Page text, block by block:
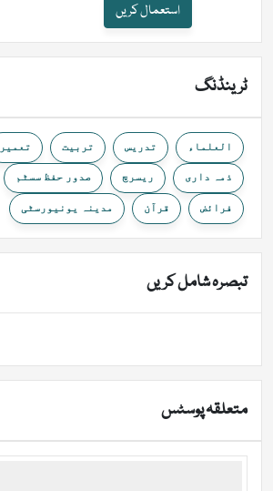
استعمال کریں
ٹرینڈنگ
العلماء تدریس تربیت تعمیر
ذمہ داری ریسرچ صدور حفظ سسٹم
فرائض قرآن مدینہ یونیورسٹی
تبصرہ شامل کریں
متعلقہ پوسٹس